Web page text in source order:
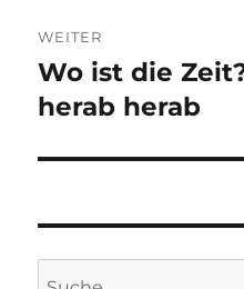
WEITER
Nächster
Beitrag:
Wo ist die
herab herab